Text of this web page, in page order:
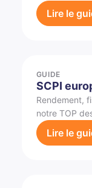
Lire le
GUIDE
SCPI
Rendement,
notre TOP
Lire le